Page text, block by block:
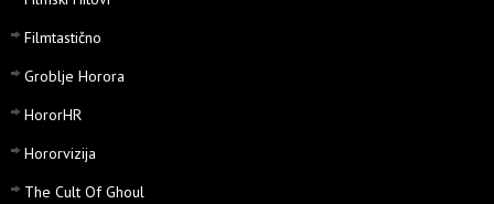
Filmtastično
Groblje Horora
HororHR
Hororvizija
The Cult Of Ghoul